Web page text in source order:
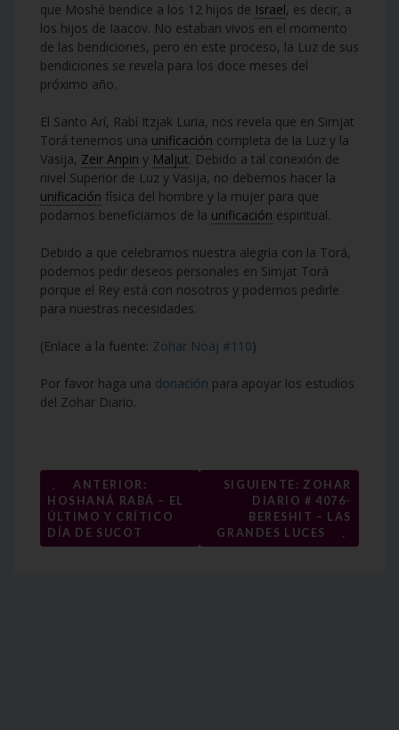
que Moshé bendice a los 12 hijos de Israel, es decir, a
los hijos de Iaacov. No estaban vivos en el momento
de las bendiciones, pero en este proceso, la Luz de sus
bendiciones se revela para los doce meses del
próximo año.
El Santo Arí, Rabí Itzjak Luria, nos revela que en Simjat
Torá tenemos una unificación completa de la Luz y la
Vasija, Zeir Anpin y Maljut. Debido a tal conexión de
nivel Superior de Luz y Vasija, no debemos hacer la
unificación física del hombre y la mujer para que
podamos beneficiarnos de la unificación espiritual.
Debido a que celebramos nuestra alegría con la Torá,
podemos pedir deseos personales en Simjat Torá
porque el Rey está con nosotros y podemos pedirle
para nuestras necesidades.
(Enlace a la fuente: Zohar Noaj #110)
Por favor haga una donación para apoyar los estudios
del Zohar Diario.
Navegación
de
entradas
←
ANTERIOR:
HOSHANÁ RABÁ – EL
ÚLTIMO Y CRÍTICO
DÍA DE SUCOT
SIGUIENTE: ZOHAR
DIARIO # 4076-
BERESHIT – LAS
GRANDES LUCES
→